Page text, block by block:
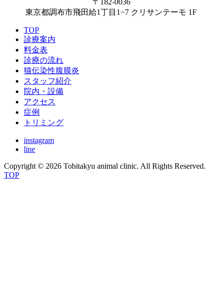
〒182-0036
東京都調布市飛田給1丁目1−7 クリサンテーモ 1F
TOP
診療案内
料金表
診療の流れ
猫伝染性腹膜炎
スタッフ紹介
院内・設備
アクセス
症例
トリミング
instagram
line
Copyright © 2026 Tobitakyu animal clinic. All Rights Reserved.
TOP